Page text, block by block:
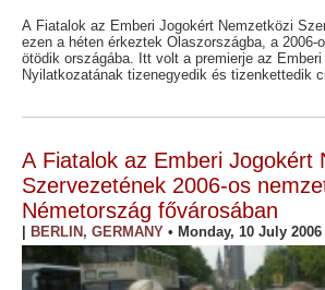
A Fiatalok az Emberi Jogokért Nemzetközi
ezen a héten érkeztek Olaszországba, a 2006-
ötödik országába. Itt volt a premierje az
Nyilatkozatának tizenegyedik és tizenkettedik
A Fiatalok az Emberi Jogokért
Szervezetének 2006-os
Németország fővárosában
BERLIN, GERMANY • Monday, 10 July 2006